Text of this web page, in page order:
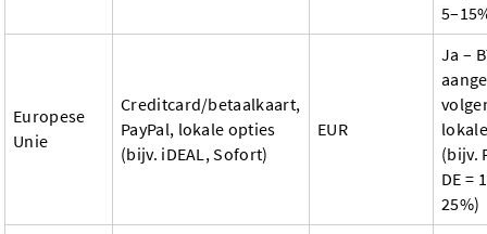
Europese
Unie
Creditcard/betaalkaart,
PayPal, lokale opties
(bijv. iDEAL, Sofort)
EUR
Ja –
(bijv.
DE =
25%)